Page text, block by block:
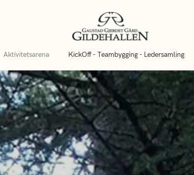
Aktivitetsarena KickOff - Teambygging - Ledersamling